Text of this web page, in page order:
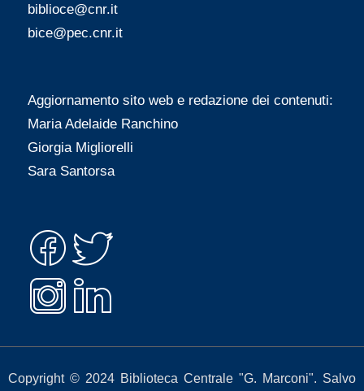
biblioce@cnr.it
bice@pec.cnr.it
Aggiornamento sito web e redazione dei contenuti:
Maria Adelaide Ranchino
Giorgia Migliorelli
Sara Santorsa
Copyright © 2024 Biblioteca Centrale "G. Marconi". Salvo